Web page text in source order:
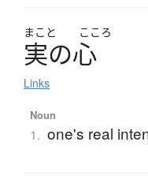
まこと こころ
実の心
Links
Noun
1. one's real